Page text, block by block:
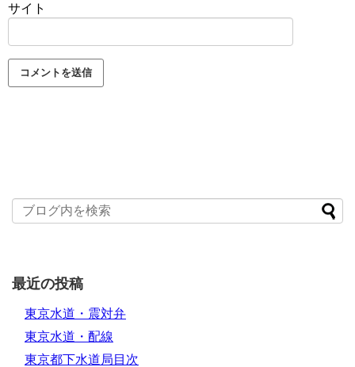
サイト
最近の投稿
東京水道・震対弁
東京水道・配線
東京都下水道局目次